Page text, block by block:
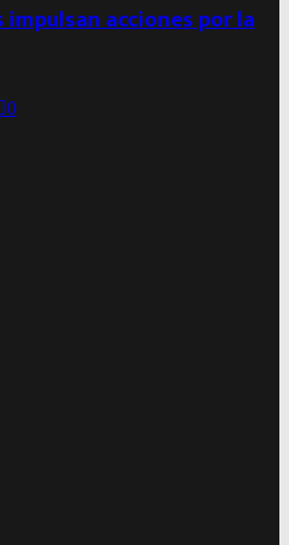
acciones por la
0